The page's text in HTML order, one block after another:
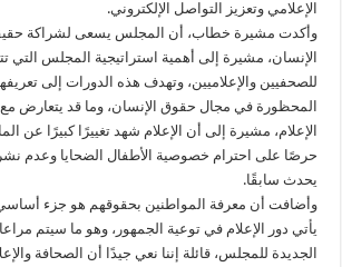
الإعلامي وتعزيز التواصل الإلكتروني.
وأكدت مشيرة خطاب، أن المجلس يسعى لشراكة
الإنسان، مشيرة إلى أهمية استراتيجية المجلس التي
للصحفيين والإعلاميين، وتهدف هذه الدورات إلى
المحظورة في مجال حقوق الإنسان، وما قد يتعارض مع
الإعلام، مشيرة إلى أن الإعلام شهد تغييرًا كبيرًا عن
حرصًا على احترام خصوصية الأطفال الضحايا وعدم
يحدث سابقًا.
وأضافت أن معرفة المواطنين بحقوقهم هو جزء
يأتي دور الإعلام في توعية الجمهور، وهو ما سيتم
الجديدة للمجلس، قائلة إننا نعي جيدًا أن الصحافة